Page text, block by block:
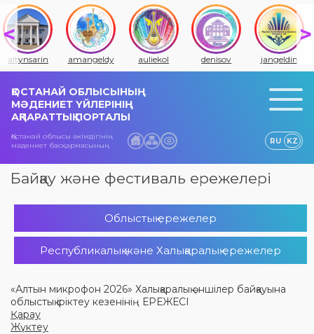
altynsarin amangeldy auliekol denisov jangeldin
ҚОСТАНАЙ ОБЛЫСЫНЫҢ
МӘДЕНИЕТ ҮЙЛЕРІНІҢ
АҚПАРАТТЫҚ ПОРТАЛЫ
Қостанай облысы әкімдігінің
мәдениет басқармасының
RU KZ
Байқау және фестиваль ережелері
Облыстық ережелер
Республикалық және Халықаралық ережелер
«Алтын микрофон 2026» Халықаралық әншілер байқауына
облыстық іріктеу кезенінің ЕРЕЖЕСІ
Қарау
Жүктеу